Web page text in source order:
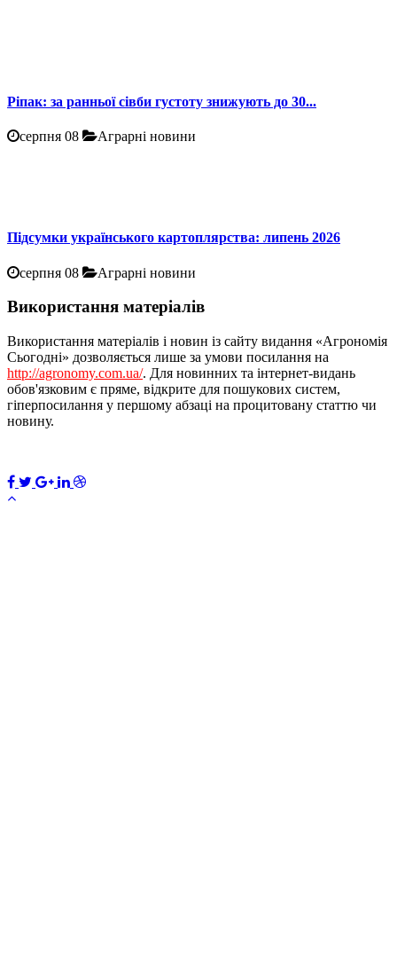
Ріпак: за ранньої сівби густоту знижують до 30...
серпня 08 Аграрні новини
Підсумки українського картоплярства: липень 2026
серпня 08 Аграрні новини
Використання матеріалів
Використання матеріалів і новин із сайту видання «Агрономія
Сьогодні» дозволяється лише за умови посилання на
http://agronomy.com.ua/. Для новинних та інтернет-видань
обов'язковим є пряме, відкрите для пошукових систем,
гіперпосилання у першому абзаці на процитовану статтю чи
новину.